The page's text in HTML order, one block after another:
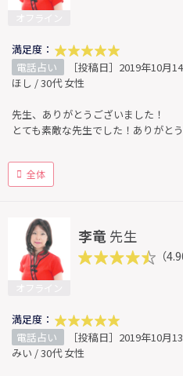
満足度：
電話占い
［投稿日］2019年10月
ほし / 30代 女性
先生、ありがとうございました！
とても素敵な先生でした！ありがと
全体
李竜 先生
（
満足度：
電話占い
［投稿日］2019年10月
みい / 30代 女性